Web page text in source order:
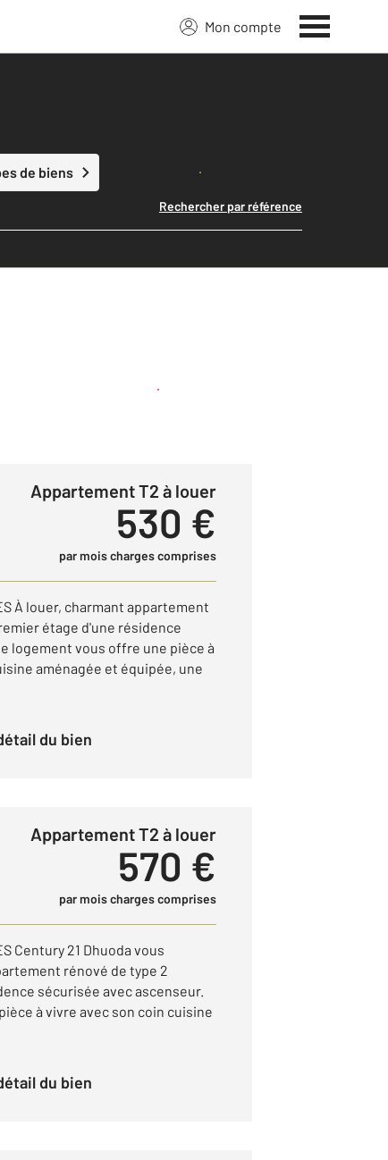
Mon compte
de biens Lancer ma recherche
Rechercher par référence
Créer une alerte
Appartement T2 à louer
530 €
par mois charges comprises
À louer, charmant appartement
étage d'une résidence
logement vous offre une pièce à
aménagée et équipée, une
du bien
Appartement T2 à louer
570 €
par mois charges comprises
Century 21 Dhuoda vous
rénové de type 2
sécurisée avec ascenseur.
à vivre avec son coin cuisine
du bien